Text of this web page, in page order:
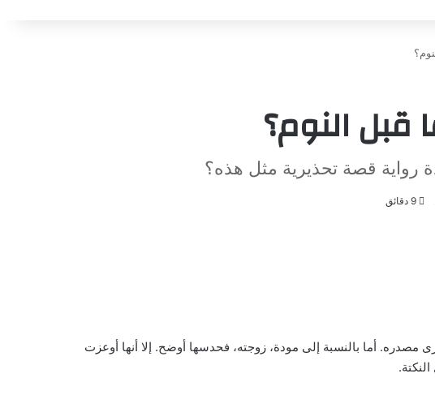
النوم؟
رواية قصة تحذيرية مثل هذه؟
مصدره. أما بالنسبة إلى مودة، زوجته، فحدسها أوضح. إلا أنها أوعزت